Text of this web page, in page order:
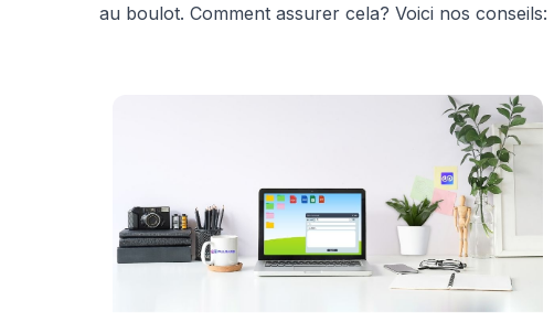
au boulot. Comment assurer cela? Voici nos conseils: